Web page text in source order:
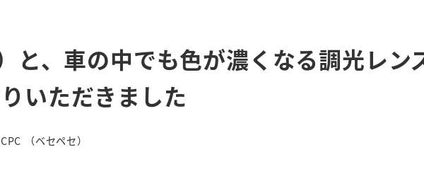
と、車の中でも色が濃くなる調光レン
いただきました
リー（ベセペセ）